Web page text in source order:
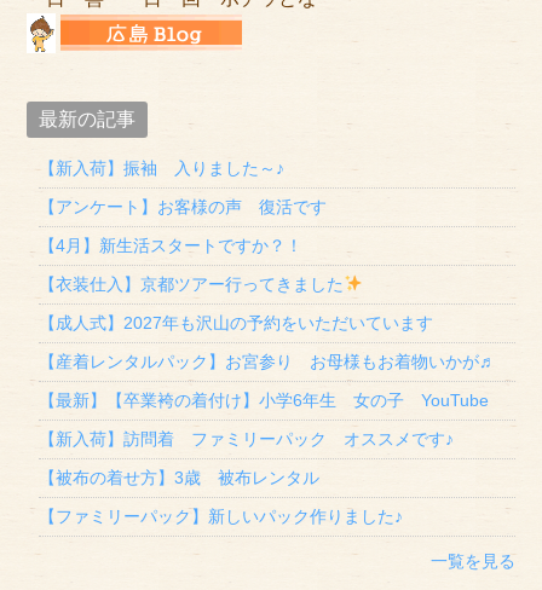
最新の記事
【新入荷】振袖 入りました～♪
【アンケート】お客様の声 復活です
【4月】新生活スタートですか？！
【衣装仕入】京都ツアー行ってきました
【成人式】2027年も沢山の予約をいただいています
【産着レンタルパック】お宮参り お母様もお着物いかが♬
【最新】【卒業袴の着付け】小学6年生 女の子 YouTube
【新入荷】訪問着 ファミリーパック オススメです♪
【被布の着せ方】3歳 被布レンタル
【ファミリーパック】新しいパック作りました♪
一覧を見る